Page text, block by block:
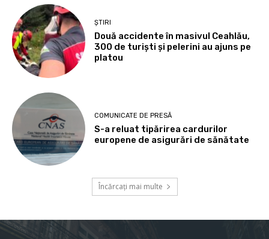
ȘTIRI
Două accidente în masivul Ceahlău,
300 de turiști și pelerini au ajuns pe
platou
COMUNICATE DE PRESĂ
S-a reluat tipărirea cardurilor
europene de asigurări de sănătate
Încărcați mai multe